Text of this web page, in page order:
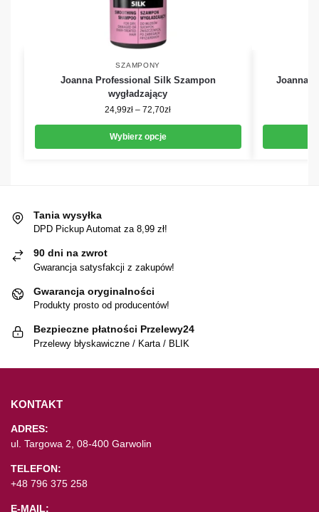
SZAMPONY
Joanna Professional Silk Szampon
wygładzający
24,99zł – 72,70zł
Wybierz opcje
Joanna
Tania wysyłka
DPD Pickup Automat za 8,99 zł!
90 dni na zwrot
Gwarancja satysfakcji z zakupów!
Gwarancja oryginalności
Produkty prosto od producentów!
Bezpieczne płatności Przelewy24
Przelewy błyskawiczne / Karta / BLIK
KONTAKT
ADRES:
ul. Targowa 2, 08-400 Garwolin
TELEFON:
+48 796 375 258
E-MAIL: